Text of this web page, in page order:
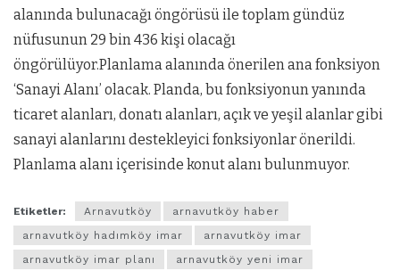
alanında bulunacağı öngörüsü ile toplam gündüz
nüfusunun 29 bin 436 kişi olacağı
öngörülüyor.Planlama alanında önerilen ana fonksiyon
‘Sanayi Alanı’ olacak. Planda, bu fonksiyonun yanında
ticaret alanları, donatı alanları, açık ve yeşil alanlar gibi
sanayi alanlarını destekleyici fonksiyonlar önerildi.
Planlama alanı içerisinde konut alanı bulunmuyor.
Etiketler: Arnavutköy
arnavutköy haber
arnavutköy hadımköy imar
arnavutköy imar
arnavutköy imar planı
arnavutköy yeni imar